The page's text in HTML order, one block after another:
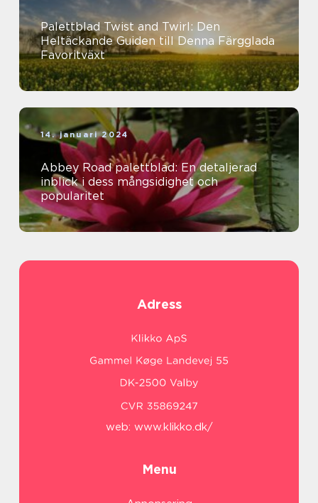
Palettblad Twist and Twirl: Den
Heltäckande Guiden till Denna Färgglada
Favoritväxt
14. januari 2024
Abbey Road palettblad: En detaljerad
inblick i dess mångsidighet och
popularitet
Adress
web: www.klikko.dk/
Menu